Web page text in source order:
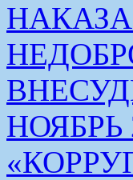
НОЯБРЬ